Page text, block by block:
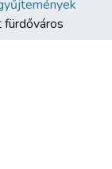
fürdőváros